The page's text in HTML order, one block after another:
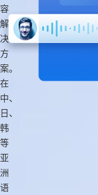
容
解
决
方
案。
在
中、
日、
韩
等
亚
洲
语